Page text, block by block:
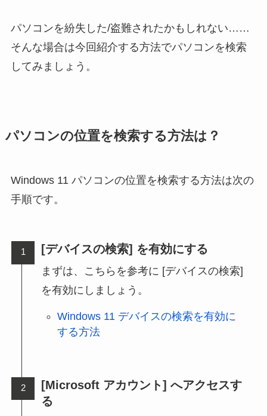
パソコンを紛失した/盗難されたかもしれない……
そんな場合は今回紹介する方法でパソコンを検索
してみましょう。
パソコンの位置を検索する方法は？
Windows 11 パソコンの位置を検索する方法は次の
手順です。
[デバイスの検索] を有効にする
まずは、こちらを参考に [デバイスの検索]
を有効にしましょう。
Windows 11 デバイスの検索を有効に
する方法
[Microsoft アカウント] へアクセスす
る